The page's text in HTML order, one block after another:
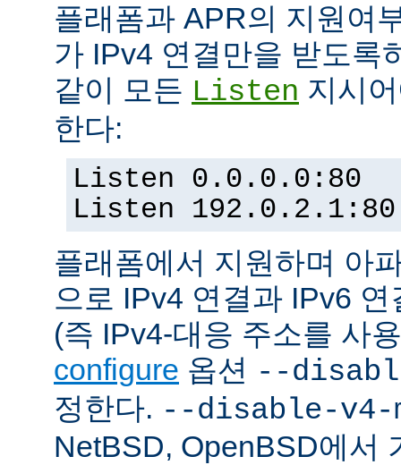
플래폼과 APR의 지원여
가 IPv4 연결만을 받도록
같이 모든 Listen 지시
한다:
Listen 0.0.0.0:80
Listen 192.0.2.1:80
플래폼에서 지원하며 아
으로 IPv4 연결과 IPv6
(즉 IPv4-대응 주소를 사
configure 옵션 --
정한다. --disable-v4-
NetBSD, OpenBSD에서